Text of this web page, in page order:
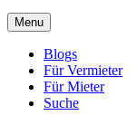
Menu
Blogs
Für Vermieter
Für Mieter
Suche